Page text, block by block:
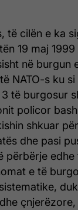
të cilën e ka
19 maj
në burgun
NATO-s ku si
të burgosur
policor
shkuar
dhe pasi
përbërje edhe
e të